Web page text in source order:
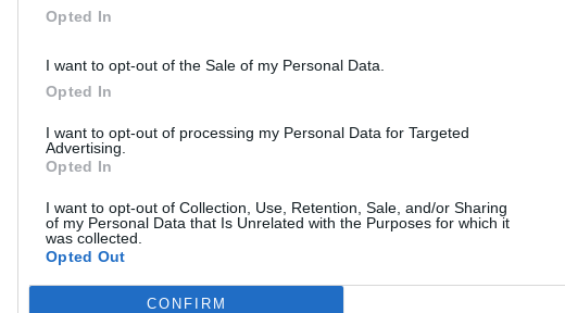
Opted In
I want to opt-out of the Sale of my Personal Data.
Opted In
I want to opt-out of processing my Personal Data for Targeted
Advertising.
Opted In
I want to opt-out of Collection, Use, Retention, Sale, and/or Sharing
of my Personal Data that Is Unrelated with the Purposes for which it
was collected.
Opted Out
CONFIRM